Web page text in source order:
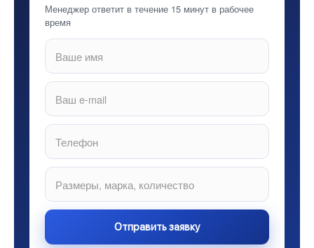
Менеджер ответит в течение 15 минут в рабочее
время